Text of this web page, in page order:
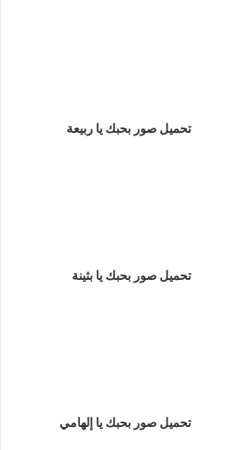
تحميل صور بحبك يا ربيعة
تحميل صور بحبك يا بثينة
تحميل صور بحبك يا إلهامي